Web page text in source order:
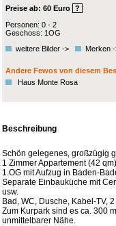
Preise ab: 60 Euro ?
Personen: 0 - 2
Geschoss: 1OG
weitere Bilder ->
Merken
Andere Fewos von diesem
Haus Monte Rosa
Beschreibung
Schön gelegenes, großzügig
1 Zimmer Appartement (42
1.OG mit Aufzug in Baden-
Separate Einbauküche mit
usw.
Bad, WC, Dusche, Kabel-TV,
Zum Kurpark sind es ca. 300
unmittelbarer Nähe.